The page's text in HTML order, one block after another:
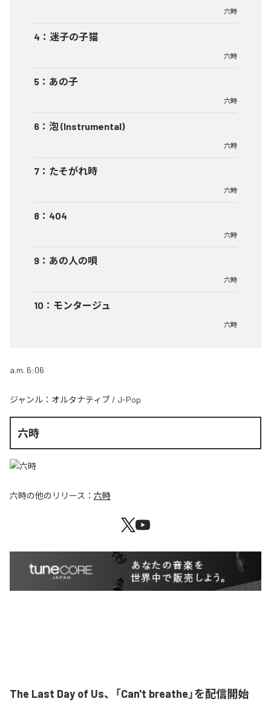
六時
4 ： 迷子の子猫
六時
5 ： あの子
六時
6 ： 泡 (Instrumental)
六時
7 ： たそがれ時
六時
8 ： 404
六時
9 ： あの人の唄
六時
10 ： モンタージュ
六時
a.m. 6:06
ジャンル： オルタナティブ / J-Pop
六時
六時の他のリリース： 六時
The Last Day of Us、「Can't breathe」を配信開始